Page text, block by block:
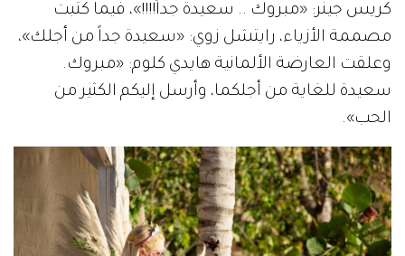
كريس جينر: «مبروك .. سعيدة جداً!!!!»، فيما كتبت
مصممة الأزياء، رايتشل زوي: «سعيدة جداً من أجلك»،
وعلقت العارضة الألمانية هايدي كلوم: «مبروك.
سعيدة للغاية من أجلكما، وأرسل إليكم الكثير من
الحب».